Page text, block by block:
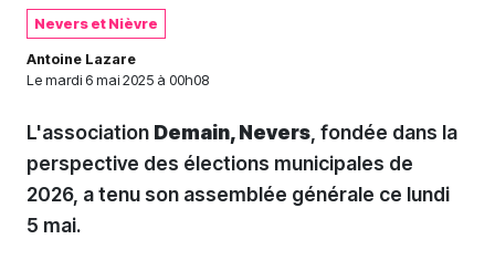
Nevers et Nièvre
Antoine Lazare
Le mardi 6 mai 2025 à 00h08
L'association Demain, Nevers , fondée dans la
perspective des élections municipales de
2026, a tenu son assemblée générale ce lundi
5 mai.